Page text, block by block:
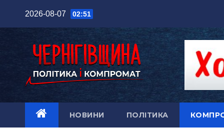
2026-08-07 02:51
НОВИНИ ПОЛІТИКА